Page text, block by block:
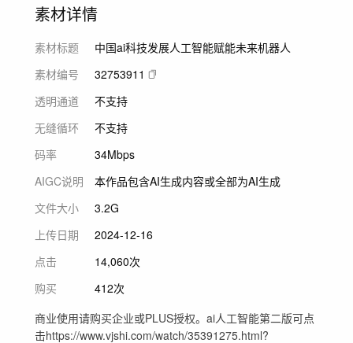
素材详情
素材标题
中国ai科技发展人工智能赋能未来机器人
素材编号
32753911
透明通道
不支持
无缝循环
不支持
码率
34Mbps
AIGC说明
本作品包含AI生成内容或全部为AI生成
文件大小
3.2G
上传日期
2024-12-16
点击
14,060次
购买
412次
商业使用请购买企业或PLUS授权。ai人工智能第二版可点
击https://www.vjshi.com/watch/35391275.html?